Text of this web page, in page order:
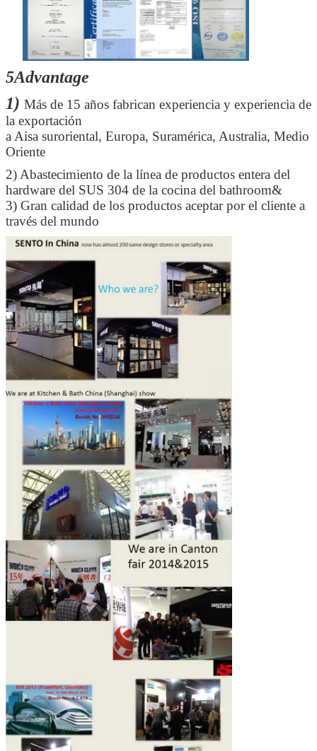
PRESENTACIóN
5Advantage
1) Más de 15 años fabrican experiencia y experiencia de
la exportación
a Aisa suroriental, Europa, Suramérica, Australia, Medio
Oriente
2) Abastecimiento de la línea de productos entera del
hardware del SUS 304 de la cocina del bathroom&
3) Gran calidad de los productos aceptar por el cliente a
través del mundo